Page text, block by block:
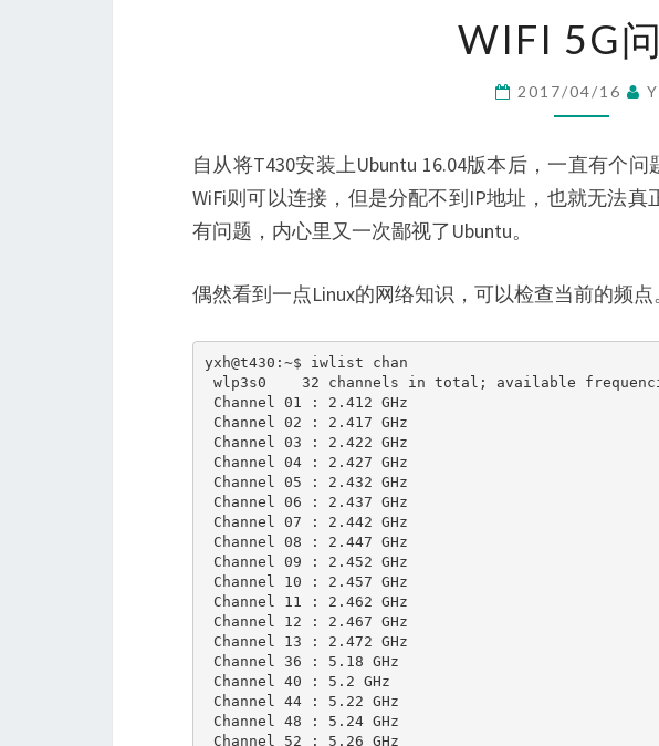
5G
WIFI 5G
2017/04/16
自从将T430安装上Ubuntu 16.04版本后，一直有个问
WiFi则可以连接，但是分配不到IP地址，也就无法
有问题，内心里又一次鄙视了Ubuntu。
偶然看到一点Linux的网络知识，可以检查当前的频
yxh@t430:~$ iwlist chan
wlp3s0    32 channels in total; available
Channel 01 : 2.412 GHz
Channel 02 : 2.417 GHz
Channel 03 : 2.422 GHz
Channel 04 : 2.427 GHz
Channel 05 : 2.432 GHz
Channel 06 : 2.437 GHz
Channel 07 : 2.442 GHz
Channel 08 : 2.447 GHz
Channel 09 : 2.452 GHz
Channel 10 : 2.457 GHz
Channel 11 : 2.462 GHz
Channel 12 : 2.467 GHz
Channel 13 : 2.472 GHz
Channel 36 : 5.18 GHz
Channel 40 : 5.2 GHz
Channel 44 : 5.22 GHz
Channel 48 : 5.24 GHz
Channel 52 : 5.26 GHz